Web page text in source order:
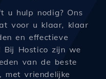
u hulp nodig? Ons
voor u klaar, klaar
en effectieve
Bij Hostico zijn we
van de beste
met vriendelijke